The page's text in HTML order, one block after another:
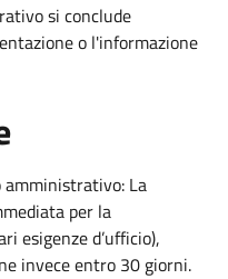
si conclude
o l'informazione
amministrativo: La
per la
esigenze d’ufficio),
invece entro 30 giorni.